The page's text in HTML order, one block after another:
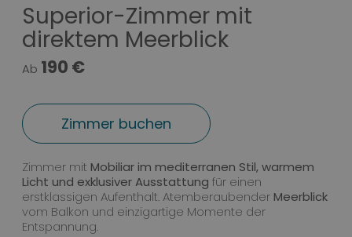
Superior-Zimmer mit
direktem Meerblick
Ab 190 €
Zimmer buchenSuperior-Zimmer mit direktem
Zimmer mitMobiliar im mediterranen Stil, warmem
Licht und exklusiver Ausstattung für einen
erstklassigen Aufenthalt. AtemberaubenderMeerblick
vom Balkon und einzigartige Momente der
Entspannung.